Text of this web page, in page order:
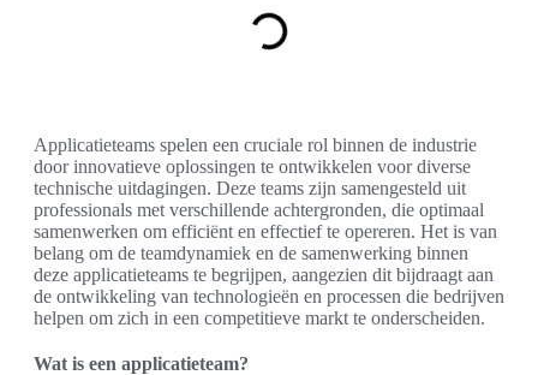
Applicatieteams spelen een cruciale rol binnen de industrie
door innovatieve oplossingen te ontwikkelen voor diverse
technische uitdagingen. Deze teams zijn samengesteld uit
professionals met verschillende achtergronden, die optimaal
samenwerken om efficiënt en effectief te opereren. Het is van
belang om de teamdynamiek en de samenwerking binnen
deze applicatieteams te begrijpen, aangezien dit bijdraagt aan
de ontwikkeling van technologieën en processen die bedrijven
helpen om zich in een competitieve markt te onderscheiden.
Wat is een applicatieteam?